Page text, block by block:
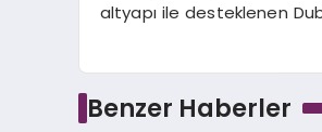
altyapı ile desteklenen
Benzer Haberler